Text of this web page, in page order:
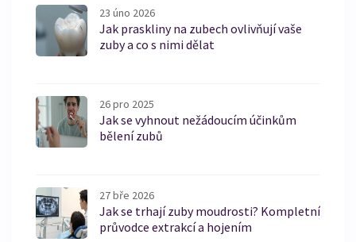
23 úno 2026
Jak praskliny na zubech ovlivňují vaše
zuby a co s nimi dělat
26 pro 2025
Jak se vyhnout nežádoucím účinkům
bělení zubů
27 bře 2026
Jak se trhají zuby moudrosti? Kompletní
průvodce extrakcí a hojením